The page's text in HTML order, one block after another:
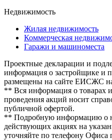
Недвижимость
Жилая недвижимость
Коммерческая
Гаражи и машиноместа
Проектные декларации и
информация о застройщике и
размещены на сайте ЕИСЖС
** Вся информация о товарах
проведения акций носит
публичной офертой.
** Подробную информацию о
действующих акциях на
уточняйте по телефону Офиса